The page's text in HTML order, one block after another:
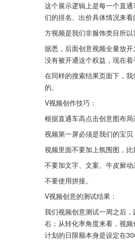
这个展示逻辑上是每一个直
们的排名、出价具体情况来看
方视频是我们非服饰类目所
据悉，后面创意视频全量放
没有被开通这个权益，现在
在同样的搜索结果页面下，
的。
V视频创作技巧：
根据直通车高点击创意图布
视频第一屏必须是我们的宝
视频里面不要加上氛围图，比
不要加文字、文案、牛皮廯动
不要使用拼接。
V视频创意的测试结果：
我们视频创意测试一周之后
右；从转化率角度来看，视
计划的日限额本身是设定在